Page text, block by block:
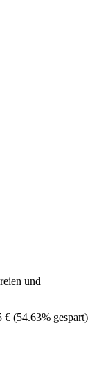
und
€ (54.63% gespart)